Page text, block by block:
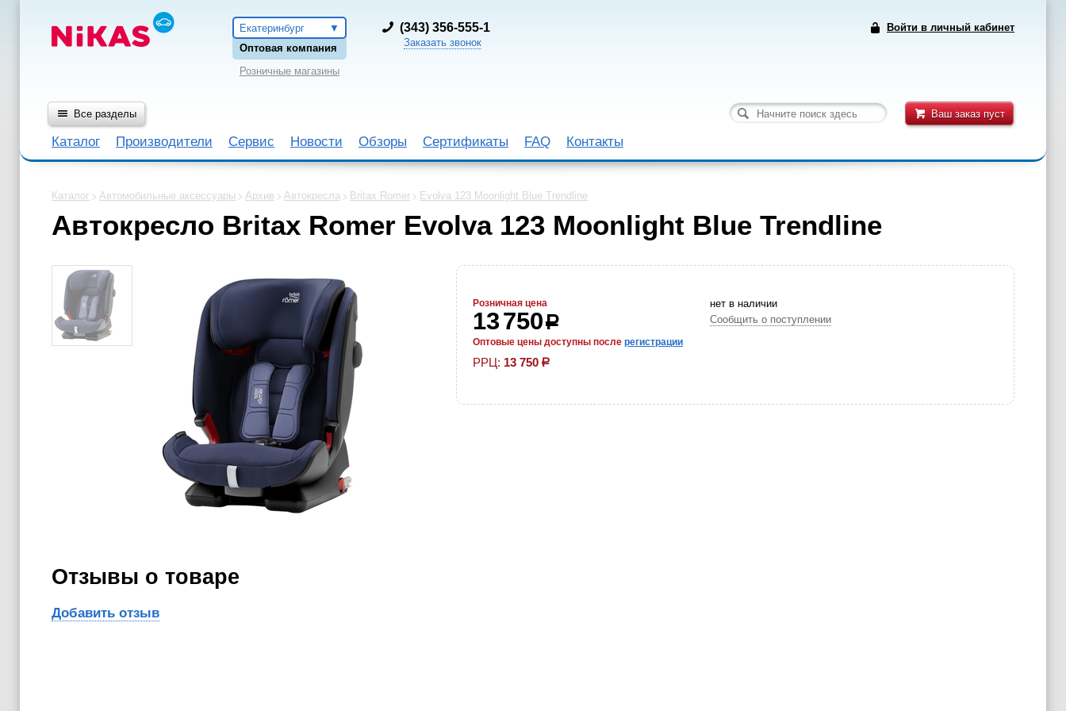
Войти в личный кабинет
Екатеринбург
Оптовая компания
Розничные магазины
(343) 356-555-1
Заказать звонок
Ваш заказ пуст
Все разделы
Каталог Производители Сервис Новости Обзоры Сертификаты FAQ Контакты
Каталог Автомобильные аксессуары Архив Автокресла Britax Romer Evolva 123 Moonlight Blue Trendline
Автокресло Britax Romer Evolva 123 Moonlight Blue Trendline
Розничная цена
13 750р
Оптовые цены доступны после регистрации
РРЦ: 13 750 р
нет в наличии
Сообщить о поступлении
Отзывы о товаре
Добавить отзыв